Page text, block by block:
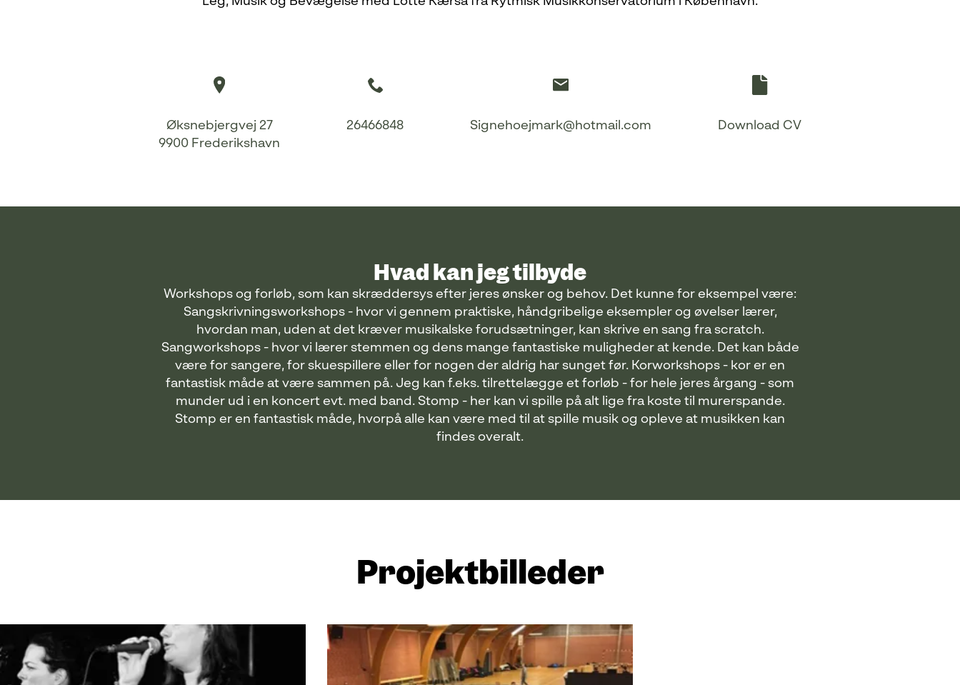
Øksnebjergvej 27
9900 Frederikshavn
26466848 Signehoejmark@hotmail.com Download CV
Hvad kan jeg tilbyde
Workshops og forløb, som kan skræddersys efter jeres ønsker og behov. Det kunne for eksempel være:
Sangskrivningsworkshops - hvor vi gennem praktiske, håndgribelige eksempler og øvelser lærer,
hvordan man, uden at det kræver musikalske forudsætninger, kan skrive en sang fra scratch.
Sangworkshops - hvor vi lærer stemmen og dens mange fantastiske muligheder at kende. Det kan både
være for sangere, for skuespillere eller for nogen der aldrig har sunget før. Korworkshops - kor er en
fantastisk måde at være sammen på. Jeg kan f.eks. tilrettelægge et forløb - for hele jeres årgang - som
munder ud i en koncert evt. med band. Stomp - her kan vi spille på alt lige fra koste til murerspande.
Stomp er en fantastisk måde, hvorpå alle kan være med til at spille musik og opleve at musikken kan
findes overalt.
Projektbilleder